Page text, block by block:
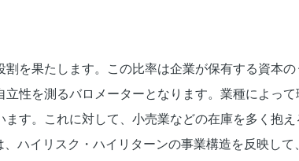
を果たします。この比率は企業が保有する資本
性を測るバロメーターとなります。業種によっ
す。これに対して、小売業などの在庫を多く抱
ハイリスク・ハイリターンの事業構造を反映し